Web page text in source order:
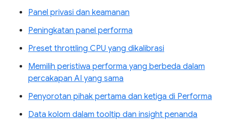
Panel privasi dan keamanan
Peningkatan panel performa
Preset throttling CPU yang dikalibrasi
Memilih peristiwa performa yang berbeda dalam
percakapan AI yang sama
Penyorotan pihak pertama dan ketiga di Performa
Data kolom dalam tooltip dan insight penanda